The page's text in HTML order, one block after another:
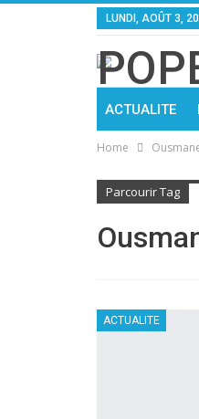
LUNDI, AOÛT 3,
ACTUALITE
Home
Parcourir Tag
ACTUALITE